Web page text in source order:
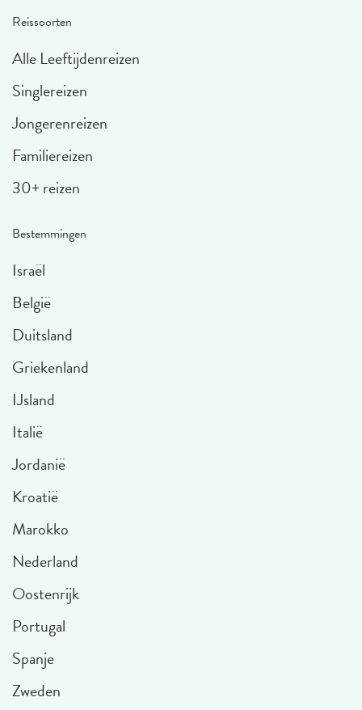
Reissoorten
Alle Leeftijdenreizen
Singlereizen
Jongerenreizen
Familiereizen
30+ reizen
Bestemmingen
Israël
België
Duitsland
Griekenland
IJsland
Italië
Jordanië
Kroatië
Marokko
Nederland
Oostenrijk
Portugal
Spanje
Zweden